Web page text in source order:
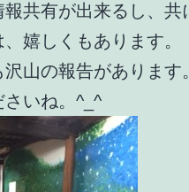
共有が出来るし、共
嬉しくもあります。
山の報告があります。
いね。^_^